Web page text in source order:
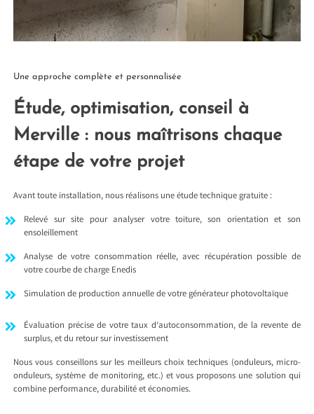
Une approche complète et personnalisée
Étude, optimisation, conseil à
Merville : nous maîtrisons chaque
étape de votre projet
Avant toute installation, nous réalisons une étude technique gratuite :
Relevé sur site pour analyser votre toiture, son orientation et son
ensoleillement
Analyse de votre consommation réelle, avec récupération possible de
votre courbe de charge Enedis
Simulation de production annuelle de votre générateur photovoltaïque
Évaluation précise de votre taux d’autoconsommation, de la revente de
surplus, et du retour sur investissement
Nous vous conseillons sur les meilleurs choix techniques (onduleurs, micro-
onduleurs, système de monitoring, etc.) et vous proposons une solution qui
combine performance, durabilité et économies.